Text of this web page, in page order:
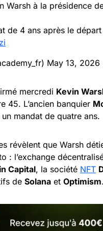
Warsh à la présidence
de 4 ans après le
May 13, 2026
mercredi Kevin
45. L’ancien banquier
mandat de quatre ans.
révèlent que Warsh
: l’exchange
Capital, la société NFT
de Solana et Optimism.